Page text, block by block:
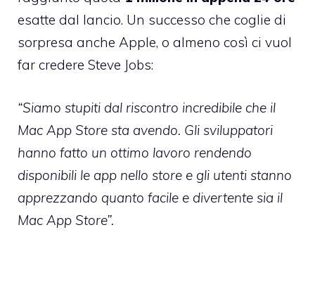
esatte dal lancio. Un successo che coglie di
sorpresa anche Apple, o almeno così ci vuol
far credere Steve Jobs:
“Siamo stupiti dal riscontro incredibile che il
Mac App Store sta avendo. Gli sviluppatori
hanno fatto un ottimo lavoro rendendo
disponibili le app nello store e gli utenti stanno
apprezzando quanto facile e divertente sia il
Mac App Store”.